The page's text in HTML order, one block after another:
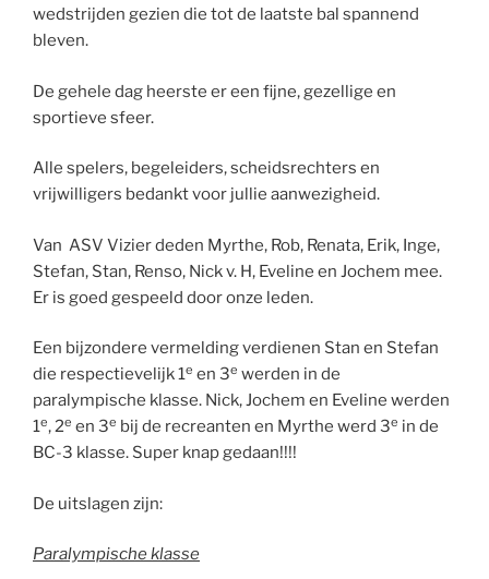
wedstrijden gezien die tot de laatste bal spannend
bleven.
De gehele dag heerste er een fijne, gezellige en
sportieve sfeer.
Alle spelers, begeleiders, scheidsrechters en
vrijwilligers bedankt voor jullie aanwezigheid.
Van ASV Vizier deden Myrthe, Rob, Renata, Erik, Inge,
Stefan, Stan, Renso, Nick v. H, Eveline en Jochem mee.
Er is goed gespeeld door onze leden.
Een bijzondere vermelding verdienen Stan en Stefan
die respectievelijk 1e en 3e werden in de
paralympische klasse. Nick, Jochem en Eveline werden
1e, 2e en 3e bij de recreanten en Myrthe werd 3e in de
BC-3 klasse. Super knap gedaan!!!!
De uitslagen zijn:
Paralympische klasse